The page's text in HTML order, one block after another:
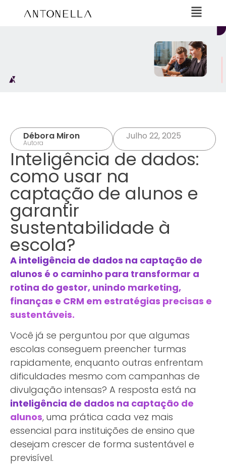
Débora Miron
Autora
Julho 22, 2025
Inteligência de dados:
como usar na
captação de alunos e
garantir
sustentabilidade à
escola?
A inteligência de dados na captação de
alunos é o caminho para transformar a
rotina do gestor, unindo marketing,
finanças e CRM em estratégias precisas e
sustentáveis.
Você já se perguntou por que algumas
escolas conseguem preencher turmas
rapidamente, enquanto outras enfrentam
dificuldades mesmo com campanhas de
divulgação intensas? A resposta está na
inteligência de dados na captação de
alunos, uma prática cada vez mais
essencial para instituições de ensino que
desejam crescer de forma sustentável e
previsível.